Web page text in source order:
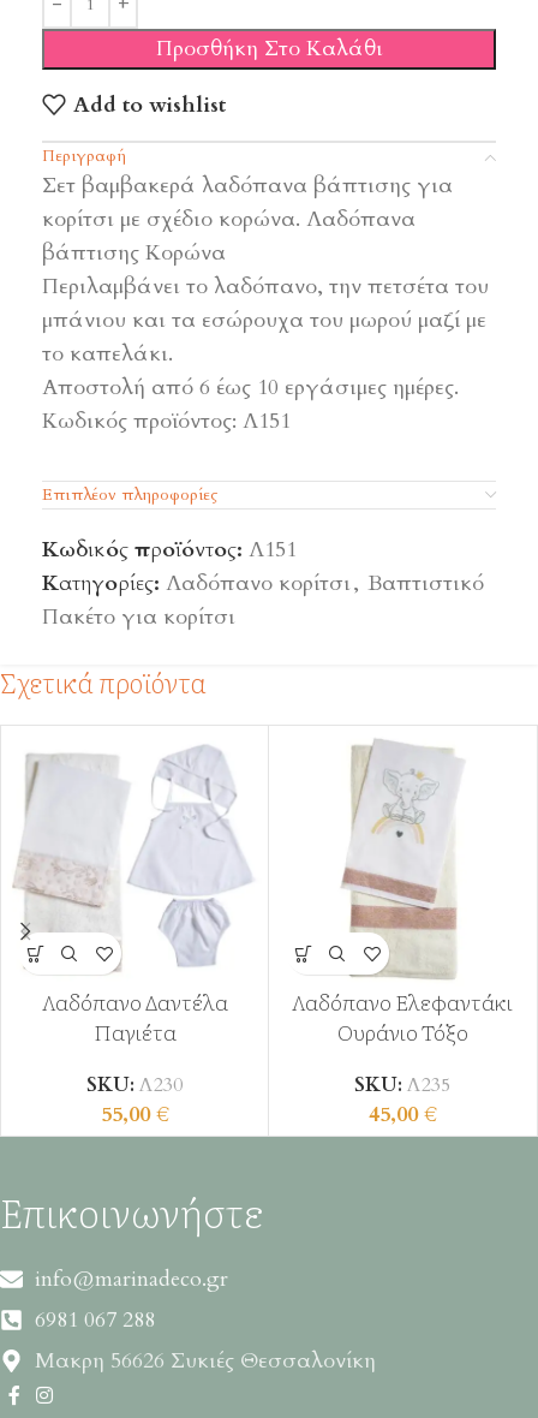
Προσθήκη Στο Καλάθι
Add to wishlist
Περιγραφή
Σετ βαμβακερά λαδόπανα βάπτισης για
κορίτσι με σχέδιο κορώνα. Λαδόπανα
βάπτισης Κορώνα
Περιλαμβάνει το λαδόπανο, την πετσέτα του
μπάνιου και τα εσώρουχα του μωρού μαζί με
το καπελάκι.
Αποστολή από 6 έως 10 εργάσιμες ημέρες.
Κωδικός προϊόντος: Λ151
Επιπλέον πληροφορίες
Κωδικός προϊόντος: Λ151
Κατηγορίες: Λαδόπανο κορίτσι, Βαπτιστικό
Πακέτο για κορίτσι
Σχετικά προϊόντα
Λαδόπανο Δαντέλα
Παγιέτα
SKU: Λ230
55,00€
Λαδόπανο Ελεφαντάκι
Ουράνιο Τόξο
SKU: Λ235
45,00€
Επικοινωνήστε
info@marinadeco.gr
6981 067 288
Μακρη 56626 Συκιές Θεσσαλονίκη